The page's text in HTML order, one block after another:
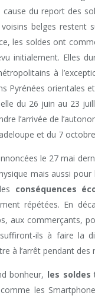
du report des
belges restent
les soldes ont
initialement. Elles
à
Pyrénées orientales
du 26 juin au 23
l’arrivée de
et du 7
le 27 mai
mais aussi
conséquences
répétées. En
aux commerçants,
ils à faire la
à l’arrêt pendant des
bonheur, les soldes
comme les